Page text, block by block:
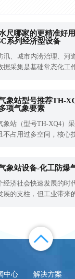
尺哪家的更精准好
系列经济型设备
汛、城市内涝治理、河
据采集是基础常态化工
感应采集方式，无机械
，可满足各类水域连续
基层水利、市政监测项
象站型号推荐TH-
项气象要素
象站（型号TH-XQ4）
不占用过多空间，核心
象站设备-化工防爆
经济社会快速发展的时
展的支柱，但工业带来
以快一倍多。这样，热
，火灾装置迅速升温，
热，造成点燃和爆炸的
中心 解决方案